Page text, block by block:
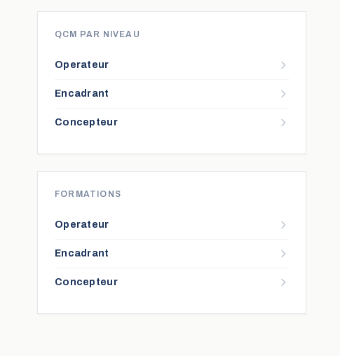
QCM PAR NIVEAU
Operateur
Encadrant
Concepteur
FORMATIONS
Operateur
Encadrant
Concepteur